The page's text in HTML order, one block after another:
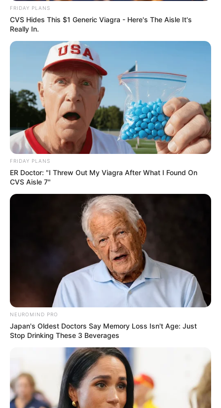
und Spaßpark, der besonders für Eltern mit Kindern
bis 12 Jahre geeignet ist. Informationen unterwww.j
aderpark.de
Dr. Cornelius Modellbahnverein e.V. - In der Märklin-
Anlage der Baugröße H0 in der Gemarkung
Großenmeer in Ovelgönne kommen Groß und Klein
ins Staunen. Informationen unter
www.modellbahnv
erein.de
.
Olbers-Planetarium - Das Olbers-Planetarium der
Bremer Hochschule ist nach eigenen Angaben das
meistbesuchte Planetarium in Deutschland. Ein
vielfältiges Programmangebot entführt die Besucher
netarium-bremen.de
Bremer Abenteuerland in Stuhr - Das ganze Jahr
über haben die kleinen und weniger kleinen
Besucher in dem Spieleparadies viel Spaß. Auf über
drei Etagen finden die Kinder rund 160
Spielangebote. Hierzu gehören ein Kinderspielturm
mit Rutschen, Hüpfburgen, Trampoline, ein
Softplayplatz, Bobby-Cars und Roller. Informationen
www.bremer-abenteuerland.com.
Maxwaldpark - Rhododendronpark mit uralten
Pflanzen und verschlungenen Pfaden bei
Westerstede. Informationen unterwww.maxwaldpar
k.de.
Freizeitpark,Streichelzoo und Spielscheune für die
Kleinen - VOGELPARK WESTERSTEDE
EXISTIERT NICHT MEHR. Dafür gibt es jetzt das
Landerlebnis. Sehr schön für Eltern mit Kindern bis
10 Jahre. Informationen unter landerlebnis.de/ .
FRIDAY PLANS
CVS Hides This $1 Generic Viagra - Here's The Aisle It's
Really In.
FRIDAY PLANS
ER Doctor: "I Threw Out My Viagra After What I Found On
CVS Aisle 7"
NEUROMIND PRO
Japan's Oldest Doctors Say Memory Loss Isn't Age: Just
Stop Drinking These 3 Beverages